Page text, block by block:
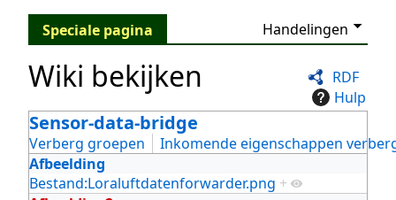
Speciale pagina Handelingen
RDF
Hulp
Wiki bekijken
Sensor-data-bridge
Verberg groepen
Inkomende eigenschappen
Afbeelding
Bestand:Loraluftdatenforwarder.png +